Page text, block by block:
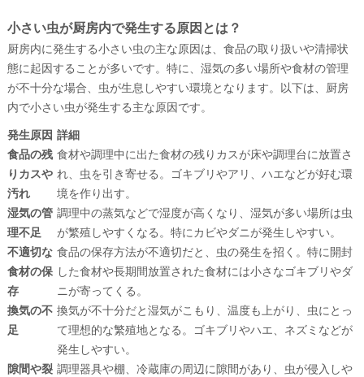
小さい虫が厨房内で発生する原因とは？
厨房内に発生する小さい虫の主な原因は、食品の取り扱いや清掃状
態に起因することが多いです。特に、湿気の多い場所や食材の管理
が不十分な場合、虫が生息しやすい環境となります。以下は、厨房
内で小さい虫が発生する主な原因です。
発生原因 詳細
食品の残
りカスや
汚れ
食材や調理中に出た食材の残りカスが床や調理台に放置さ
れ、虫を引き寄せる。ゴキブリやアリ、ハエなどが好む環
境を作り出す。
湿気の管
理不足
調理中の蒸気などで湿度が高くなり、湿気が多い場所は虫
が繁殖しやすくなる。特にカビやダニが発生しやすい。
不適切な
食材の保
存
食品の保存方法が不適切だと、虫の発生を招く。特に開封
した食材や長期間放置された食材には小さなゴキブリやダ
ニが寄ってくる。
換気の不
足
換気が不十分だと湿気がこもり、温度も上がり、虫にとっ
て理想的な繁殖地となる。ゴキブリやハエ、ネズミなどが
発生しやすい。
隙間や裂 調理器具や棚、冷蔵庫の周辺に隙間があり、虫が侵入しや